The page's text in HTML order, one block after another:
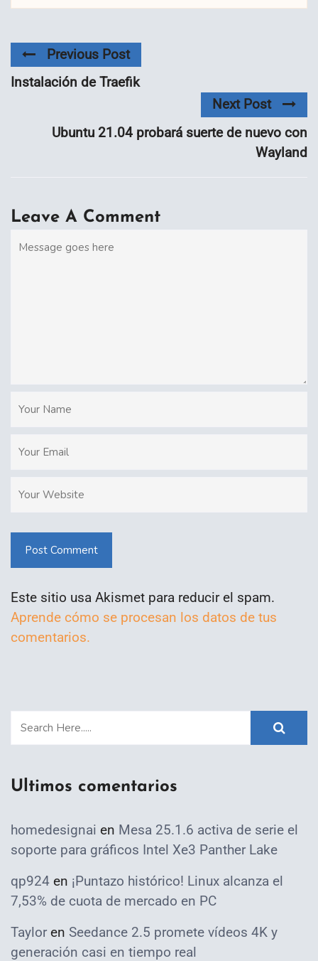
Previous Post
Instalación de Traefik
Next Post
Ubuntu 21.04 probará suerte de nuevo con
Wayland
Leave A Comment
Post Comment
Este sitio usa Akismet para reducir el spam.
Aprende cómo se procesan los datos de tus
comentarios.
Ultimos comentarios
homedesignai en Mesa 25.1.6 activa de serie el
soporte para gráficos Intel Xe3 Panther Lake
qp924 en ¡Puntazo histórico! Linux alcanza el
7,53% de cuota de mercado en PC
Taylor en Seedance 2.5 promete vídeos 4K y
generación casi en tiempo real